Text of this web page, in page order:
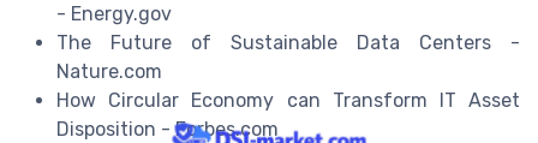
- Energy.gov
The Future of Sustainable Data Centers -
Nature.com
How Circular Economy can Transform IT Asset
Disposition - Forbes.com